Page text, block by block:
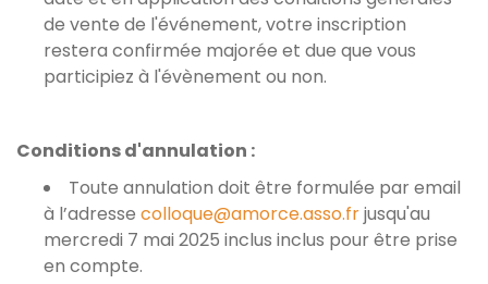
de vente de l'événement, votre inscription
restera confirmée majorée et due que vous
participiez à l'évènement ou non.
Conditions d'annulation :
Toute annulation doit être formulée par email
à l’adresse colloque@amorce.asso.frjusqu'au
mercredi 7 mai 2025 inclus inclus pour être prise
en compte.